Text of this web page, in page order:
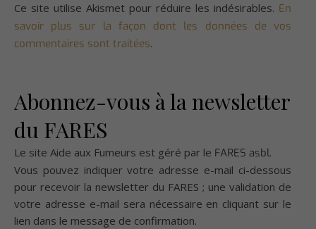
Ce site utilise Akismet pour réduire les indésirables. En
savoir plus sur la façon dont les données de vos
commentaires sont traitées.
Abonnez-vous à la newsletter
du FARES
Le site Aide aux Fumeurs est géré par le FARES asbl.
Vous pouvez indiquer votre adresse e-mail ci-dessous
pour recevoir la newsletter du FARES ; une validation de
votre adresse e-mail sera nécessaire en cliquant sur le
lien dans le message de confirmation.